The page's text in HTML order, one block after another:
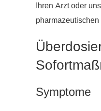
Ihren Arzt oder
Symptome